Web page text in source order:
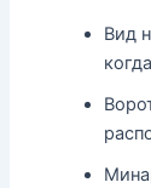
Вид